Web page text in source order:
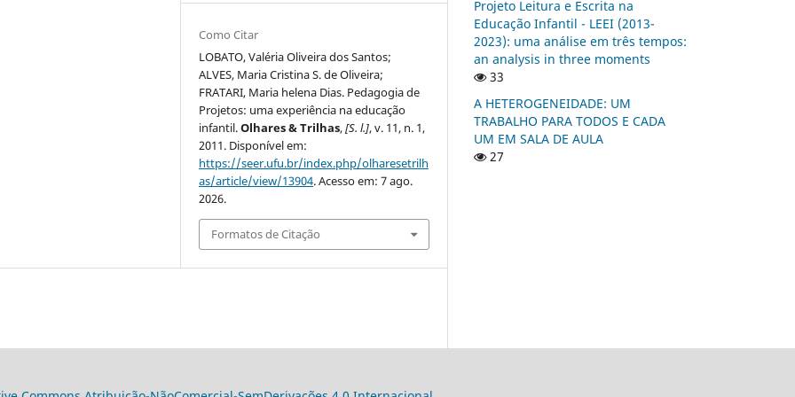
Como Citar
LOBATO, Valéria Oliveira dos Santos;
ALVES, Maria Cristina S. de Oliveira;
FRATARI, Maria helena Dias. Pedagogia de
Projetos: uma experiência na educação
infantil.Olhares & Trilhas,[S. l.], v. 11, n. 1,
2011. Disponível em:
https://seer.ufu.br/index.php/olharesetrilh
as/article/view/13904. Acesso em: 7 ago.
2026.
Formatos de Citação
Projeto Leitura e Escrita na
Educação Infantil - LEEI (2013-
2023): uma análise em três tempos:
an analysis in three moments
33
A HETEROGENEIDADE: UM
TRABALHO PARA TODOS E CADA
UM EM SALA DE AULA
27